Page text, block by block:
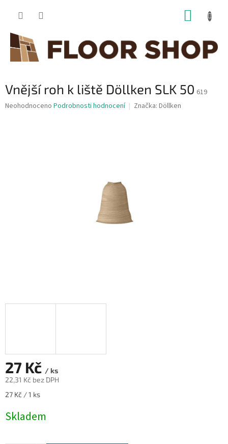
Vnější roh k liště Döllken SLK 50 619
Průměrné
Neohodnoceno Podrobnosti hodnocení Značka: Döllken
27 Kč / ks
22,31 Kč bez DPH
Měrná
27 Kč / 1 ks
Skladem